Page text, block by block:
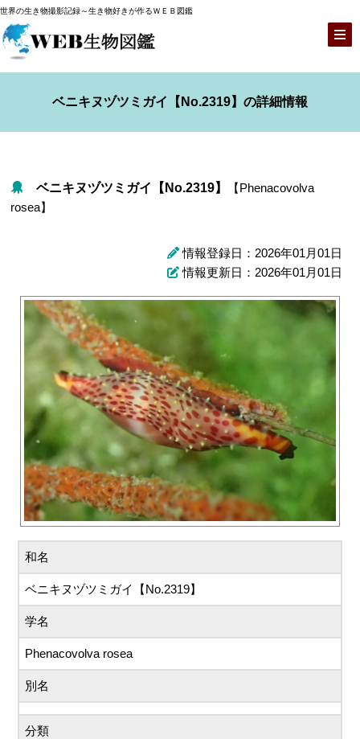
世界の生き物撮影記録～生き物好きが作るＷＥＢ図鑑
ベニキヌヅツミガイ【No.2319】の詳細情報
ベニキヌヅツミガイ【No.2319】
【Phenacovolva
rosea】
情報登録日：2026年01月01日
情報更新日：2026年01月01日
和名
ベニキヌヅツミガイ【No.2319】
学名
Phenacovolva rosea
別名
分類